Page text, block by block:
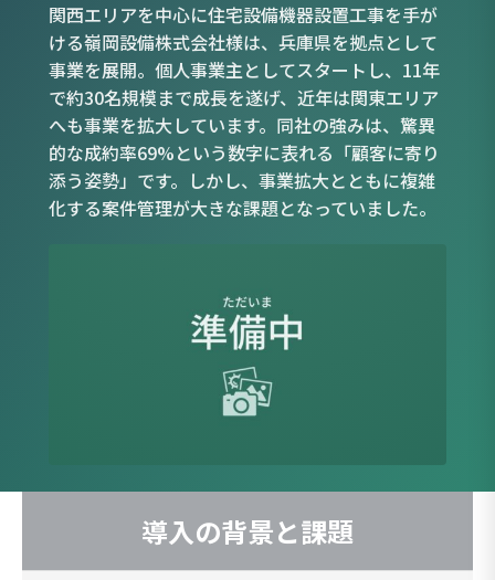
関西エリアを中心に住宅設備機器設置工事を手が
ける嶺岡設備株式会社様は、兵庫県を拠点として
事業を展開。個人事業主としてスタートし、11年
で約30名規模まで成長を遂げ、近年は関東エリア
へも事業を拡大しています。同社の強みは、驚異
的な成約率69%という数字に表れる「顧客に寄り
添う姿勢」です。しかし、事業拡大とともに複雑
化する案件管理が大きな課題となっていました。
導入の背景と課題